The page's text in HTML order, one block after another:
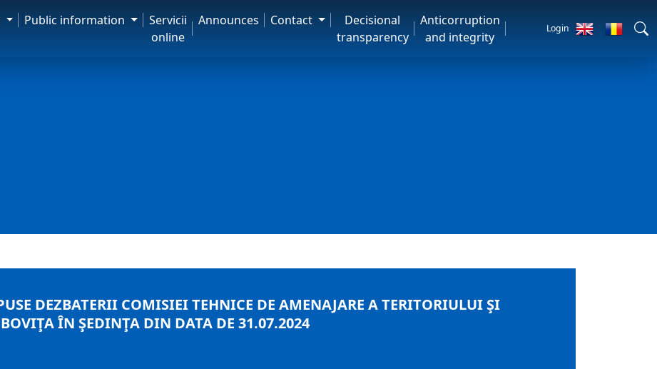
Public information
Servicii
online
Announces Contact
Decisional
transparency
Anticorruption
and integrity
Login
DEZBATERII COMISIEI TEHNICE DE AMENAJARE A TERITORIULUI ŞI
ÎN ŞEDINŢA DIN DATA DE 31.07.2024